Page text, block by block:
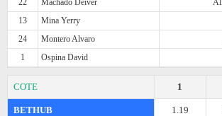
13
Mina Yerry
24
Montero Alvaro
1
Ospina David
COTE 1
BETHUB 1.19